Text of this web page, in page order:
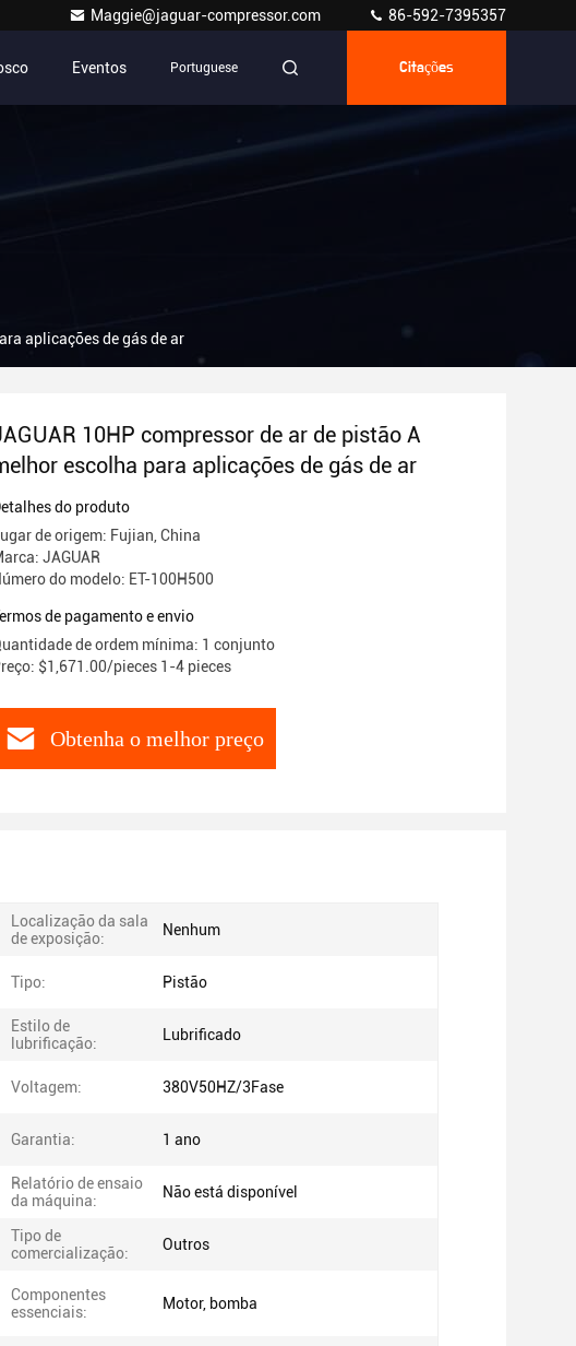
Maggie@jaguar-compressor.com 86-592-7395357
Eventos Portuguese Citações
aplicações de gás de ar
10HP compressor de ar de pistão A
escolha para aplicações de gás de ar
do produto
Lugar de origem: Fujian, China
JAGUAR
do modelo: ET-100H500
de pagamento e envio
de ordem mínima: 1 conjunto
$1,671.00/pieces 1-4 pieces
Obtenha o melhor preço
Localização da sala
de exposição:
Nenhum
Tipo: Pistão
Estilo de
lubrificação:
Lubrificado
Voltagem: 380V50HZ/3Fase
Garantia: 1 ano
Relatório de ensaio
da máquina:
Não está disponível
Tipo de
comercialização:
Outros
Componentes
essenciais:
Motor, bomba